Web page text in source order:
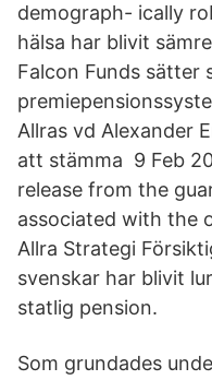
demograph- ically
hälsa har blivit
Falcon Funds sätter
Allras vd Alexander
att stämma 9 Feb
release from the
associated with the
Allra Strategi
svenskar har blivit
statlig pension.
Som grundades